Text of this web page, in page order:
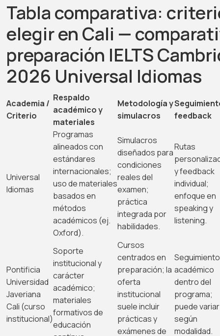
Tabla comparativa:
elegir en Cali —
preparación IELTS
2026 Universal Idiomas
Academia /
Criterio
Respaldo
académico y
materiales
Metodología y
simulacros
feedback
Universal
Idiomas
Programas
alineados con
estándares
internacionales;
uso de materiales
basados en
métodos
académicos (ej.
Oxford).
Simulacros
diseñados para
condiciones
reales del
examen;
práctica
integrada por
habilidades.
Rutas
y feedback
individual;
enfoque en
speaking y
listening.
Pontificia
Universidad
Javeriana
Cali (curso
institucional)
Soporte
institucional y
carácter
académico;
materiales
formativos de
educación
Cursos
centrados en
preparación; la
oferta
institucional
suele incluir
prácticas y
exámenes de
Seguimiento
académico
dentro del
programa;
puede variar
según
modalidad.